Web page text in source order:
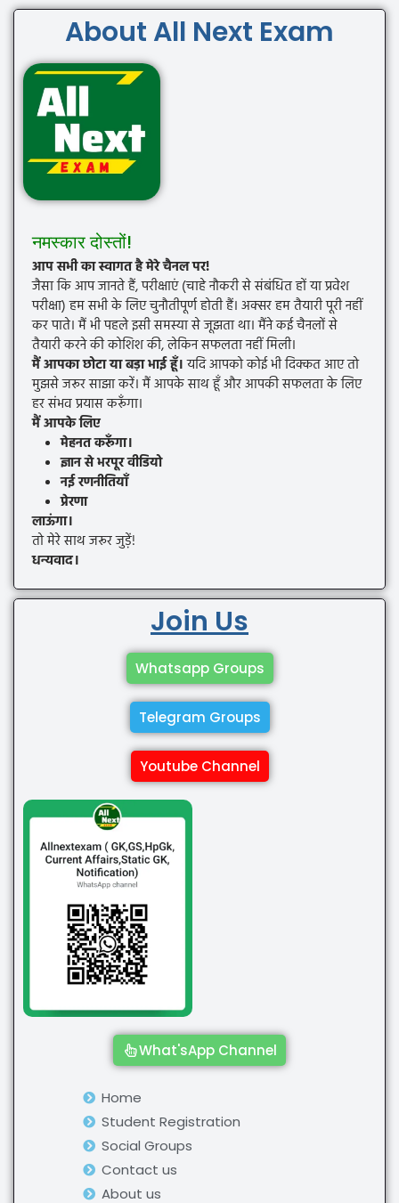
About All Next Exam
नमस्कार दोस्तों!
आप सभी का स्वागत है मेरे चैनल पर!
जैसा कि आप जानते हैं, परीक्षाएं (चाहे नौकरी से संबंधित हों या प्रवेश
परीक्षा) हम सभी के लिए चुनौतीपूर्ण होती हैं। अक्सर हम तैयारी पूरी नहीं
कर पाते। मैं भी पहले इसी समस्या से जूझता था। मैंने कई चैनलों से
तैयारी करने की कोशिश की, लेकिन सफलता नहीं मिली।
मैं आपका छोटा या बड़ा भाई हूँ।यदि आपको कोई भी दिक्कत आए तो
मुझसे जरूर साझा करें। मैं आपके साथ हूँ और आपकी सफलता के लिए
हर संभव प्रयास करूँगा।
मैं आपके लिए
मेहनत करूँगा।
ज्ञान से भरपूर वीडियो
नई रणनीतियाँ
प्रेरणा
लाऊंगा।
तो मेरे साथ जरूर जुड़ें!
धन्यवाद।
Join Us
Whatsapp Groups
Telegram Groups
Youtube Channel
What'sApp Channel
Home
Student Registration
Social Groups
Contact us
About us